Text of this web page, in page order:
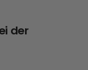
der